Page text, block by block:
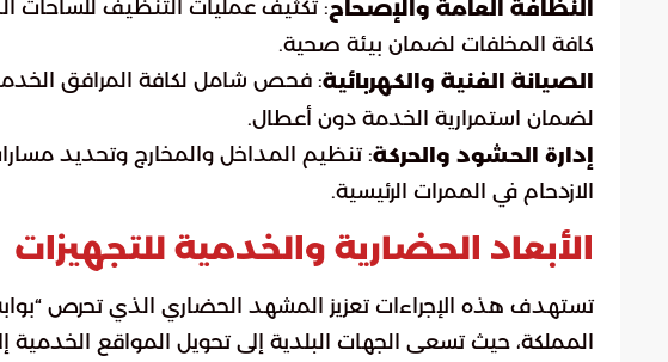
النظافة العامة والإصحاح: تكثيف عمليات التنظيف للساحات
كافة المخلفات لضمان بيئة صحية.
الصيانة الفنية والكهربائية: فحص شامل لكافة المرافق
لضمان استمرارية الخدمة دون أعطال.
إدارة الحشود والحركة: تنظيم المداخل والمخارج وتحديد
الازدحام في الممرات الرئيسية.
الأبعاد الحضارية والخدمية للتجهيزات
تستهدف هذه الإجراءات تعزيز المشهد الحضاري الذي تحرص
المملكة، حيث تسعى الجهات البلدية إلى تحويل المواقع